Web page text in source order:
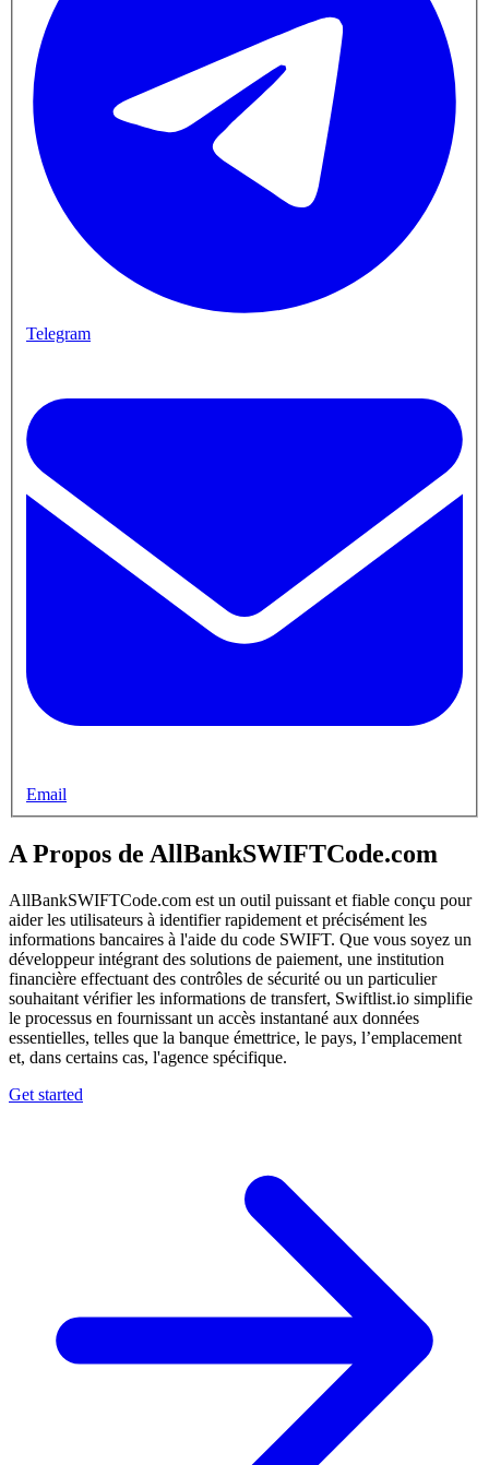
Telegram
Email
A Propos de AllBankSWIFTCode.com
AllBankSWIFTCode.com est un outil puissant et fiable conçu pour
aider les utilisateurs à identifier rapidement et précisément les
informations bancaires à l'aide du code SWIFT. Que vous soyez un
développeur intégrant des solutions de paiement, une institution
financière effectuant des contrôles de sécurité ou un particulier
souhaitant vérifier les informations de transfert, Swiftlist.io simplifie
le processus en fournissant un accès instantané aux données
essentielles, telles que la banque émettrice, le pays, l’emplacement
et, dans certains cas, l'agence spécifique.
Get started